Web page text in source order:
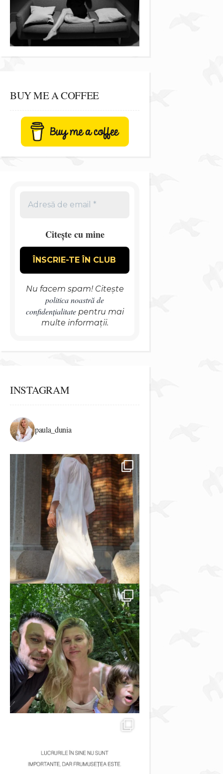
BUY ME A COFFEE
Citește cu mine
Nu facem spam! Citește
politica noastră de
confidențialitatepentru mai
multe informații.
INSTAGRAM
paula_dunia